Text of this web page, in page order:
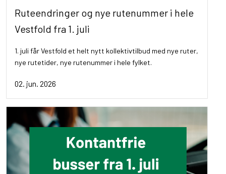
Ruteendringer og nye rutenummer i hele
Vestfold fra 1. juli
1. juli får Vestfold et helt nytt kollektivtilbud med nye ruter,
nye rutetider, nye rutenummer i hele fylket.
02. jun. 2026